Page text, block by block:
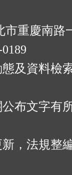
市重慶南路
及資料檢
布文字有
，法規整